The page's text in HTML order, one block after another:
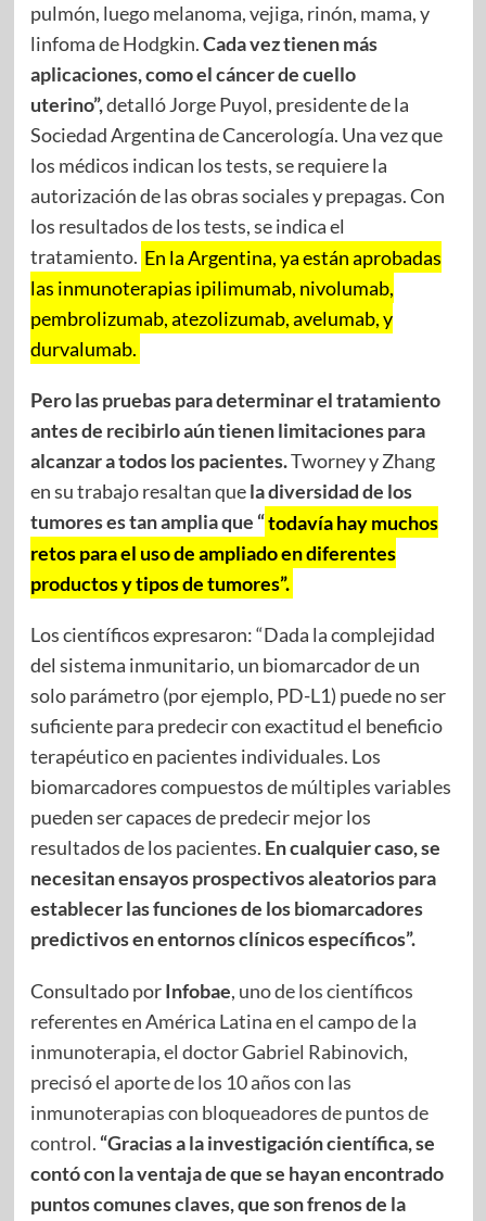
pulmón, luego melanoma, vejiga, rinón, mama, y
linfoma de Hodgkin.Cada vez tienen más
aplicaciones, como el cáncer de cuello
uterino”,detalló Jorge Puyol, presidente de la
Sociedad Argentina de Cancerología. Una vez que
los médicos indican los tests, se requiere la
autorización de las obras sociales y prepagas. Con
los resultados de los tests, se indica el
tratamiento. En la Argentina, ya están aprobadas
las inmunoterapias ipilimumab, nivolumab,
pembrolizumab, atezolizumab, avelumab, y
durvalumab.
Pero las pruebas para determinar el tratamiento
antes de recibirlo aún tienen limitaciones para
alcanzar a todos los pacientes.Tworney y Zhang
en su trabajo resaltan quela diversidad de los
tumores es tan amplia que “todavía hay muchos
retos para el uso de ampliado en diferentes
productos y tipos de tumores”.
Los científicos expresaron: “Dada la complejidad
del sistema inmunitario, un biomarcador de un
solo parámetro (por ejemplo, PD-L1) puede no ser
suficiente para predecir con exactitud el beneficio
terapéutico en pacientes individuales. Los
biomarcadores compuestos de múltiples variables
pueden ser capaces de predecir mejor los
resultados de los pacientes. En cualquier caso, se
necesitan ensayos prospectivos aleatorios para
establecer las funciones de los biomarcadores
predictivos en entornos clínicos específicos”.
Consultado porInfobae, uno de los científicos
referentes en América Latina en el campo de la
inmunoterapia, el doctor Gabriel Rabinovich,
precisó el aporte de los 10 años con las
inmunoterapias con bloqueadores de puntos de
control. “Gracias a la investigación científica, se
contó con la ventaja de que se hayan encontrado
puntos comunes claves, que son frenos de la